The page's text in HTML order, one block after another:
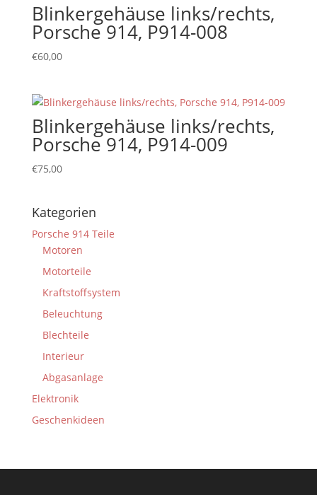
Blinkergehäuse links/rechts,
Porsche 914, P914-008
€60,00
Blinkergehäuse links/rechts,
Porsche 914, P914-009
€75,00
Kategorien
Porsche 914 Teile
Motoren
Motorteile
Kraftstoffsystem
Beleuchtung
Blechteile
Interieur
Abgasanlage
Elektronik
Geschenkideen